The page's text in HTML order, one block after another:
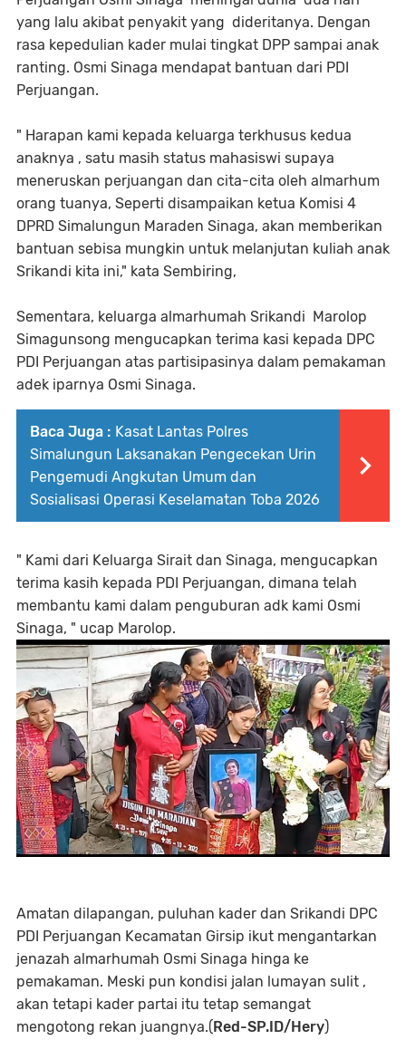
yang lalu akibat penyakit yang dideritanya. Dengan
rasa kepedulian kader mulai tingkat DPP sampai anak
ranting. Osmi Sinaga mendapat bantuan dari PDI
Perjuangan.
" Harapan kami kepada keluarga terkhusus kedua
anaknya , satu masih status mahasiswi supaya
meneruskan perjuangan dan cita-cita oleh almarhum
orang tuanya, Seperti disampaikan ketua Komisi 4
DPRD Simalungun Maraden Sinaga, akan memberikan
bantuan sebisa mungkin untuk melanjutan kuliah anak
Srikandi kita ini," kata Sembiring,
Sementara, keluarga almarhumah Srikandi Marolop
Simagunsong mengucapkan terima kasi kepada DPC
PDI Perjuangan atas partisipasinya dalam pemakaman
adek iparnya Osmi Sinaga.
Baca Juga : Kasat Lantas Polres
Simalungun Laksanakan Pengecekan Urin
Pengemudi Angkutan Umum dan
Sosialisasi Operasi Keselamatan Toba 2026
" Kami dari Keluarga Sirait dan Sinaga, mengucapkan
terima kasih kepada PDI Perjuangan, dimana telah
membantu kami dalam penguburan adk kami Osmi
Sinaga, " ucap Marolop.
Amatan dilapangan, puluhan kader dan Srikandi DPC
PDI Perjuangan Kecamatan Girsip ikut mengantarkan
jenazah almarhumah Osmi Sinaga hinga ke
pemakaman. Meski pun kondisi jalan lumayan sulit ,
akan tetapi kader partai itu tetap semangat
mengotong rekan juangnya.( Red-SP.ID/Hery)